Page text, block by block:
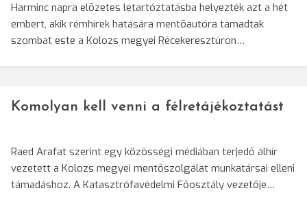
Harminc napra elõzetes letartóztatásba helyezték azt a hét
embert, akik rémhírek hatására mentõautóra támadtak
szombat este a Kolozs megyei Récekeresztúron…
Komolyan kell venni a félretájékoztatást
Raed Arafat szerint egy közösségi médiában terjedő álhír
vezetett a Kolozs megyei mentőszolgálat munkatársai elleni
támadáshoz. A Katasztrófavédelmi Főosztály vezetője…